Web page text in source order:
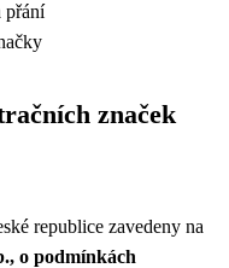
přání
značek
republice zavedeny na
o podmínkách